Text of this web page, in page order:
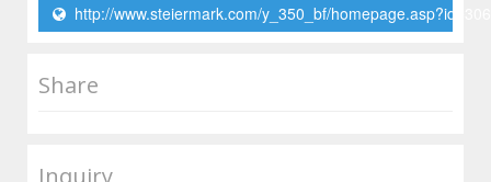
http://www.steiermark.com/y_350_bf/
Share
Inquiry